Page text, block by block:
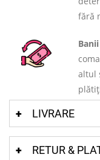
fără
altul
LIVRARE
RETUR &